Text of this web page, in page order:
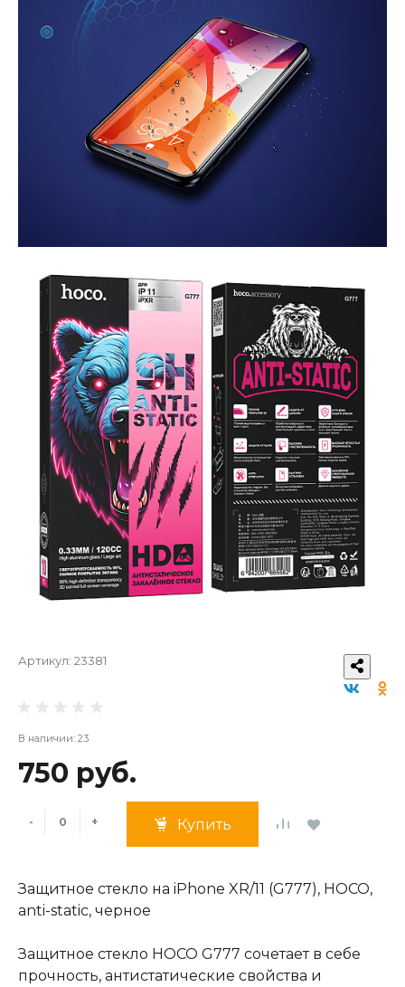
Артикул: 23381
В наличии: 23
750 руб.
- + Купить
Защитное стекло на iPhone XR/11 (G777), HOCO,
anti-static, черное
Защитное стекло HOCO G777 сочетает в себе
прочность, антистатические свойства и